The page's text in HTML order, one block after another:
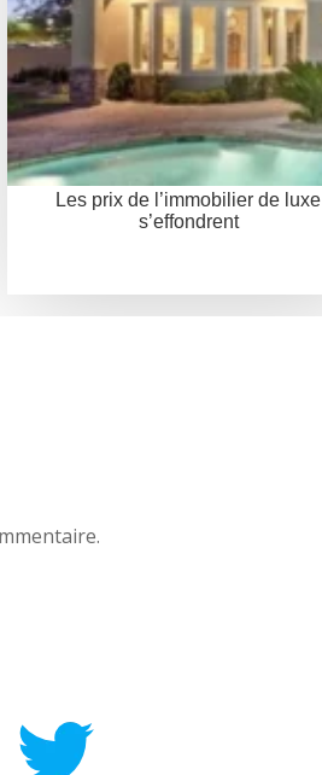
Les prix de l’immobilier de luxe
s’effondrent